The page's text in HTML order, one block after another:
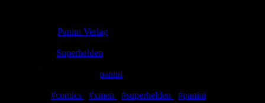
Panini Verlag
Superhelden
panini
#comics #xmen #superhelden #panini